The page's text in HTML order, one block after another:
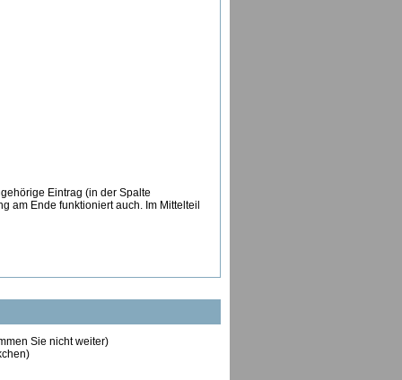
Eintrag (in der Spalte
am Ende funktioniert auch. Im Mittelteil
Sie nicht weiter)